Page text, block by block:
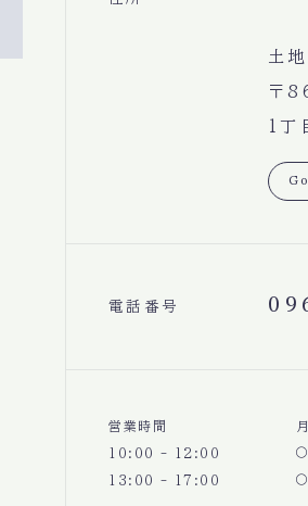
土
〒
1
電話番号
営業時間 月
10:00 - 12:00
13:00 - 17:00